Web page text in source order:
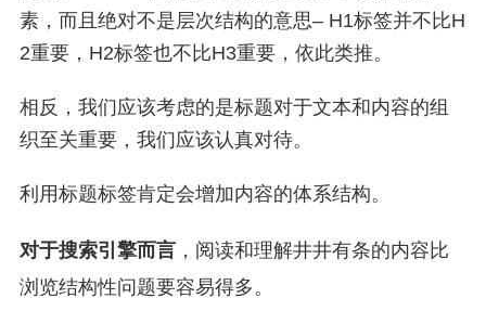
素，而且绝对不是层次结构的意思– H1标签并不比H
2重要，H2标签也不比H3重要，依此类推。
相反，我们应该考虑的是标题对于文本和内容的组
织至关重要，我们应该认真对待。
利用标题标签肯定会增加内容的体系结构。
对于搜索引擎而言 ，阅读和理解井井有条的内容比
浏览结构性问题要容易得多。